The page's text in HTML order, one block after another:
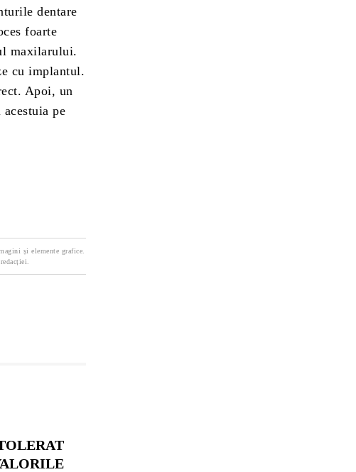
dentare
foarte
maxilarului.
cu implantul.
Apoi, un
pe
și elemente grafice.